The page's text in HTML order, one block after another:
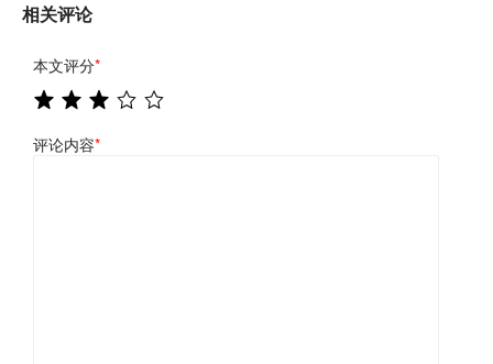
相关评论
本文评分*
评论内容*